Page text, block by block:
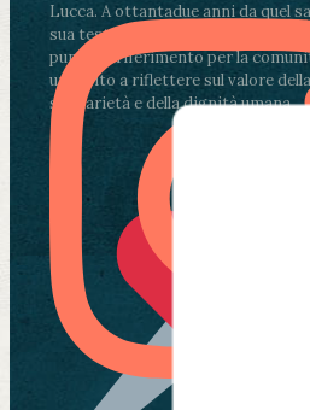
Lucca. A ottantadue anni da quel
sua testimonianza continua a
punto di riferimento per la
un invito a riflettere sul valore della
solidarietà e della dignità umana.